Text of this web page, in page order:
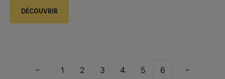
d’automne.
DÉCOUVRIR
1 2 3 4 5 6